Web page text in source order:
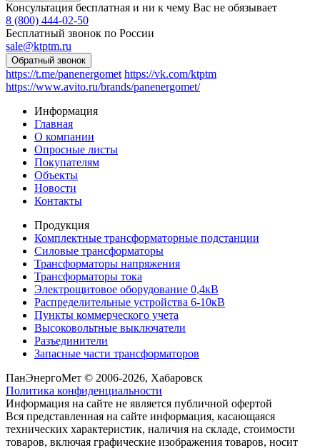
Консультация бесплатная и ни к чему Вас не обязывает
8 (800) 444-02-50
Бесплатный звонок по России
sale@ktptm.ru
https://t.me/panenergomet https://vk.com/ktptm
https://www.avito.ru/brands/panenergomet/
Информация
Главная
О компании
Опросные листы
Покупателям
Объекты
Новости
Контакты
Продукция
Комплектные трансформаторные подстанции
Силовые трансформаторы
Трансформаторы напряжения
Трансформаторы тока
Электрощитовое оборудование 0,4кВ
Распределительные устройства 6-10кВ
Пункты коммерческого учета
Высоковольтные выключатели
Разъединители
Запасные части трансформаторов
ПанЭнергоМет © 2006-2026, Хабаровск
Политика конфиденциальности
Информация на сайте не является публичной офертой
Вся представленная на сайте информация, касающаяся
технических характеристик, наличия на складе, стоимости
товаров, включая графические изображения товаров, носит